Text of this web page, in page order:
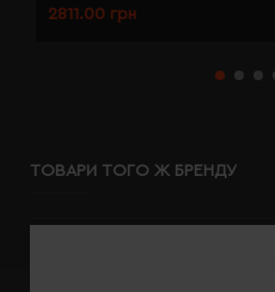
2811.00 грн
ТОВАРИ ТОГО Ж БРЕНДУ